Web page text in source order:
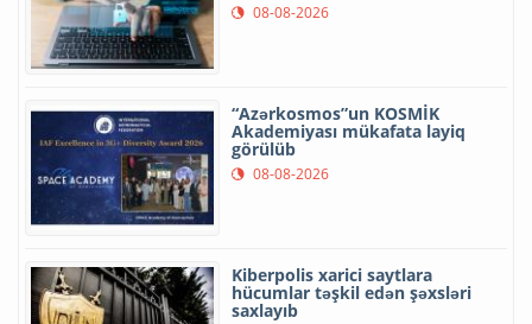
08-08-2026
“Azərkosmos”un KOSMİK
Akademiyası mükafata layiq
görülüb
08-08-2026
Kiberpolis xarici saytlara
hücumlar təşkil edən şəxsləri
saxlayıb